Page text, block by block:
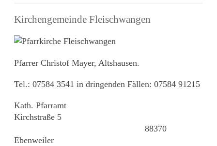
Kirchengemeinde Fleischwangen
Pfarrer Christof Mayer, Altshausen.
Tel.: 07584 3541 in dringenden Fällen: 07584 91215
Kath. Pfarramt
Kirchstraße 5
88370
Ebenweiler